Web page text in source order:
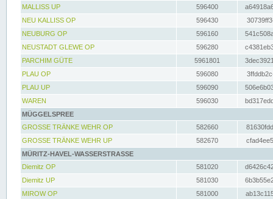
MALLISS UP
596400
NEU KALLISS OP
596430
NEUBURG OP
596160
NEUSTADT GLEWE OP
596280
PARCHIM GÜTE
5961801
PLAU OP
596080
PLAU UP
596090
WAREN
596030
MÜGGELSPREE
GROSSE TRÄNKE WEHR OP
582660
GROSSE TRÄNKE WEHR UP
582670
MÜRITZ-HAVEL-WASSERSTRASSE
Diemitz OP
581020
Diemitz UP
581030
MIROW OP
581000